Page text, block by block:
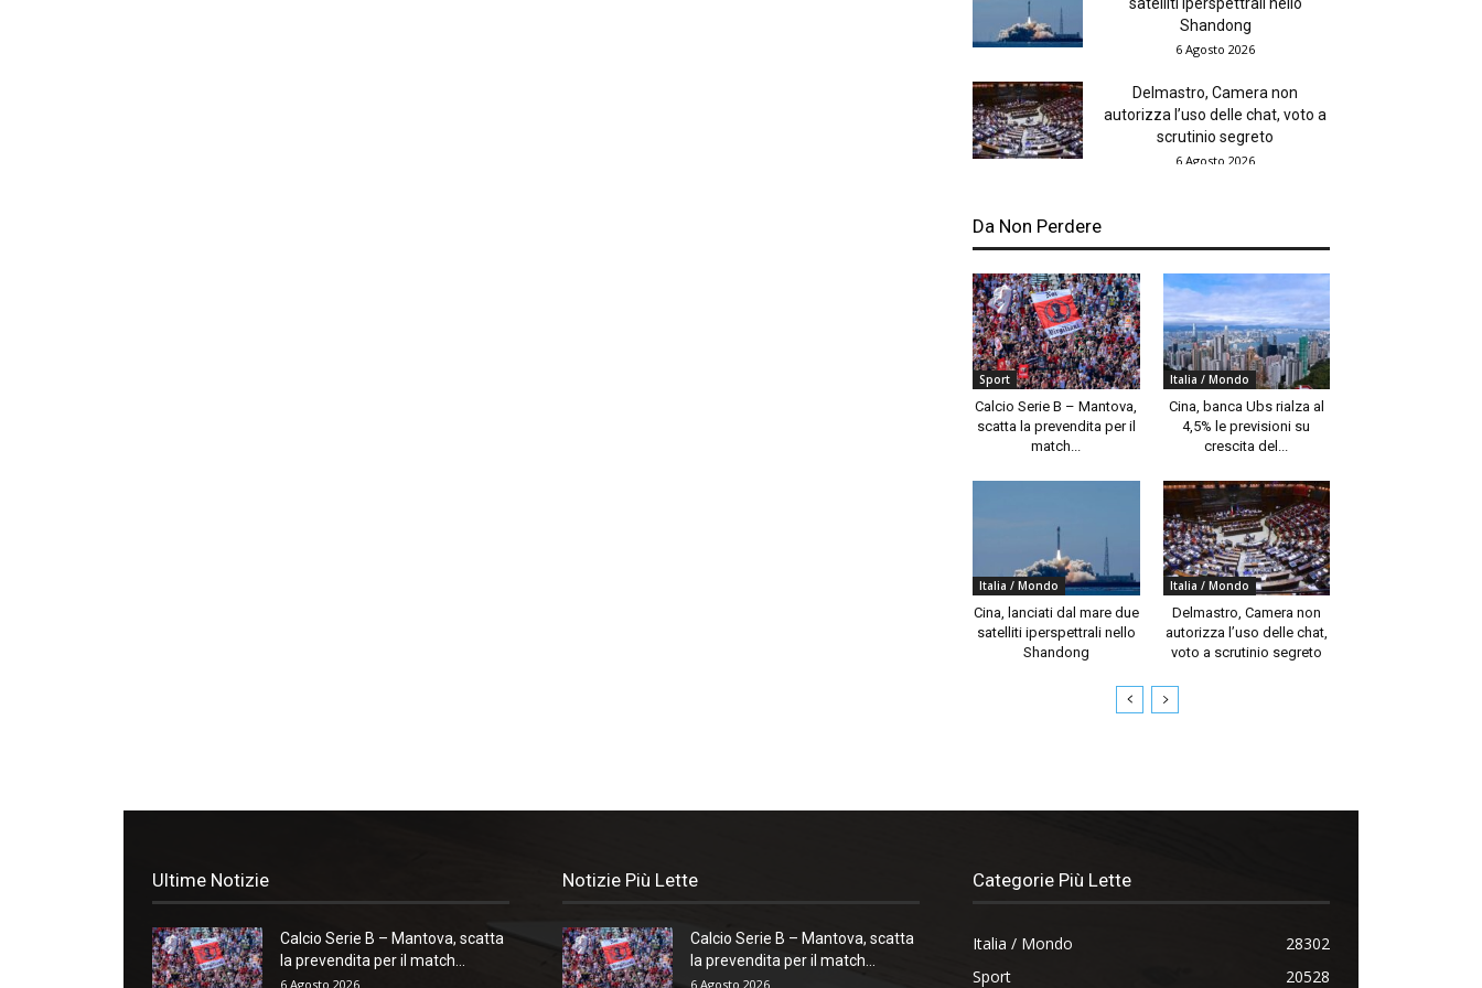
satelliti iperspettrali nello
Shandong
6 Agosto 2026
Delmastro, Camera non
autorizza l’uso delle chat, voto a
scrutinio segreto
6 Agosto 2026
Da Non Perdere
Sport
Calcio Serie B – Mantova,
scatta la prevendita per il
match...
Italia / Mondo
Cina, banca Ubs rialza al
4,5% le previsioni su
crescita del...
Italia / Mondo
Cina, lanciati dal mare due
satelliti iperspettrali nello
Shandong
Italia / Mondo
Delmastro, Camera non
autorizza l’uso delle chat,
voto a scrutinio segreto
Ultime Notizie
Calcio Serie B – Mantova, scatta
la prevendita per il match...
6 Agosto 2026
Notizie Più Lette
Calcio Serie B – Mantova, scatta
la prevendita per il match...
6 Agosto 2026
Categorie Più Lette
Italia / Mondo
28302
Sport
20528